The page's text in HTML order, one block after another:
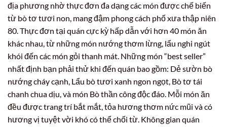
địa phương nhờ thực đơn đa dạng các món được chế biến
từ bò tơ tươi non, mang đậm phong cách phố xưa thập niên
80. Thực đơn tại quán cực kỳ hấp dẫn với hơn 40 món ăn
khác nhau, từ những món nướng thơm lừng, lẩu nghi ngút
khói đến các món gỏi thanh mát. Những món “best seller”
nhất định bạn phải thử khi đến quán bao gồm: Dẻ sườn bò
nướng cháy cạnh, Lẩu bò tươi xanh ngon ngọt, Bò tơ tái
chanh chua dịu, và món Bò thần công độc đáo. Mỗi món ăn
đều được trang trí bắt mắt, tỏa hương thơm nức mũi và có
hương vị tuyệt vời khó có thể chối từ. Không gian quán